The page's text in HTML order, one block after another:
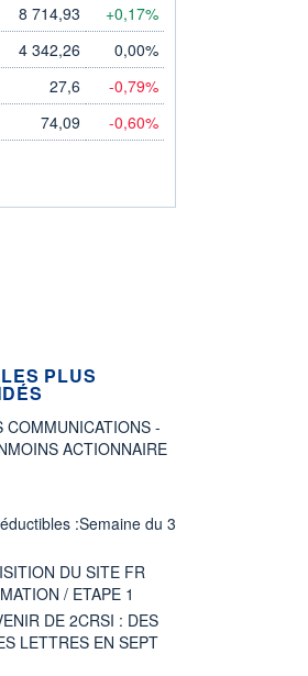
8 714,93 +0,17%
4 342,26 0,00%
27,6 -0,79%
74,09 -0,60%
PLUS
COMMUNICATIONS -
ACTIONNAIRE
:Semaine du 3
DU SITE FR
/ ETAPE 1
DE 2CRSI : DES
LETTRES EN SEPT